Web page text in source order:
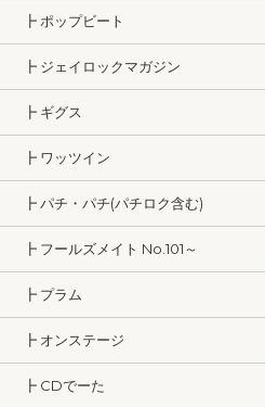
┣ ポップビート
┣ ジェイロックマガジン
┣ ギグス
┣ ワッツイン
┣ パチ・パチ(パチロク含む)
┣ フールズメイト No.101～
┣ プラム
┣ オンステージ
┣ CDでーた